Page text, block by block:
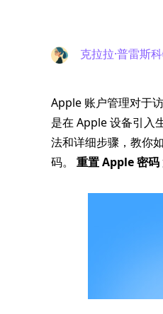
克拉拉·普雷斯
Apple 账户管理对于
是在 Apple 设备引入
法和详细步骤，教你
码。 重置 Apple 密码